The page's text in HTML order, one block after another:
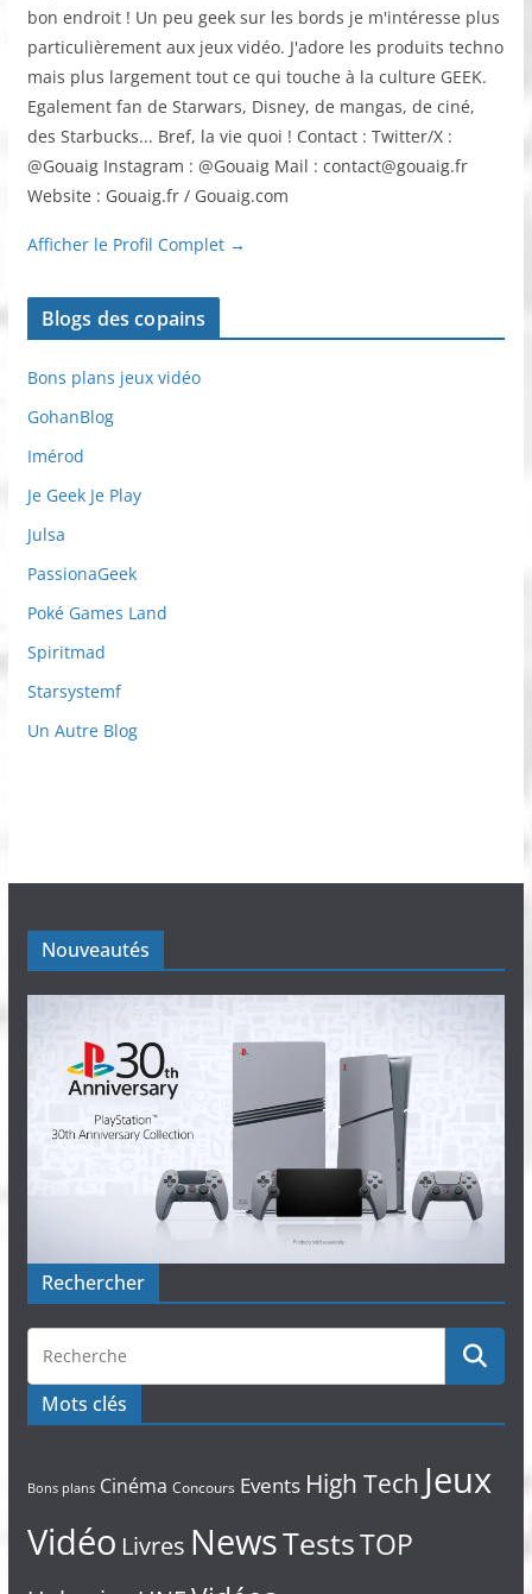
bon endroit ! Un peu geek sur les bords je m'intéresse plus
particulièrement aux jeux vidéo. J'adore les produits techno
mais plus largement tout ce qui touche à la culture GEEK.
Egalement fan de Starwars, Disney, de mangas, de ciné,
des Starbucks... Bref, la vie quoi ! Contact : Twitter/X :
@Gouaig Instagram : @Gouaig Mail : contact@gouaig.fr
Website : Gouaig.fr / Gouaig.com
Afficher le Profil Complet →
Blogs des copains
Bons plans jeux vidéo
GohanBlog
Imérod
Je Geek Je Play
Julsa
PassionaGeek
Poké Games Land
Spiritmad
Starsystemf
Un Autre Blog
Nouveautés
Rechercher
Mots clés
Bons plans Cinéma Concours Events High Tech Jeux
Vidéo Livres NewsTestsTOP